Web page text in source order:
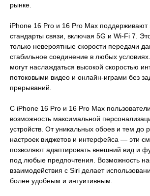
рынке.
iPhone 16 Pro и 16 Pro Max
стандарты связи, включая 5G и Wi-Fi 7.
только невероятные скорости передачи
стабильное соединение в любых
могут наслаждаться высокой скоростью
потоковыми видео и онлайн-играми без
прерываний.
С iPhone 16 Pro и 16 Pro Max
возможность максимальной
устройств. От уникальных обоев и тем до
настроек виджетов и интерфейса — эти
позволяют адаптировать внешний вид и
под любые предпочтения. Возможность
взаимодействия с Siri делает
более удобным и интуитивным.